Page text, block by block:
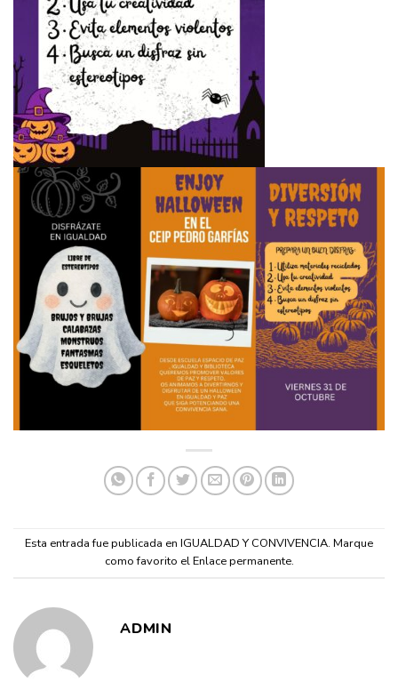
Esta entrada fue publicada en IGUALDAD Y CONVIVENCIA. Marque
como favorito elEnlace permanente.
ADMIN